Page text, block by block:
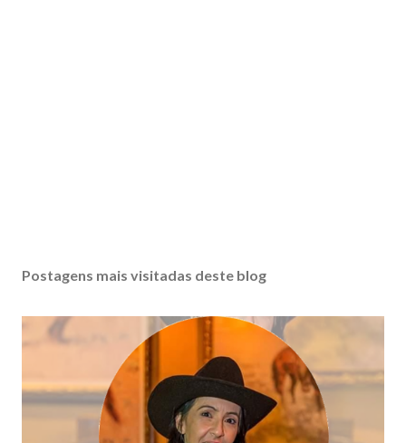
Postagens mais visitadas deste blog